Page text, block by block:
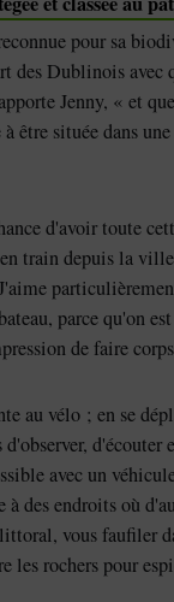
pour sa
des Dublinois avec
Jenny, « et
être située dans
d'avoir toute
train depuis la
parce qu'on
de faire
au vélo ; en se
d'écouter
avec un
à des endroits où
vous faufiler
les rochers pour